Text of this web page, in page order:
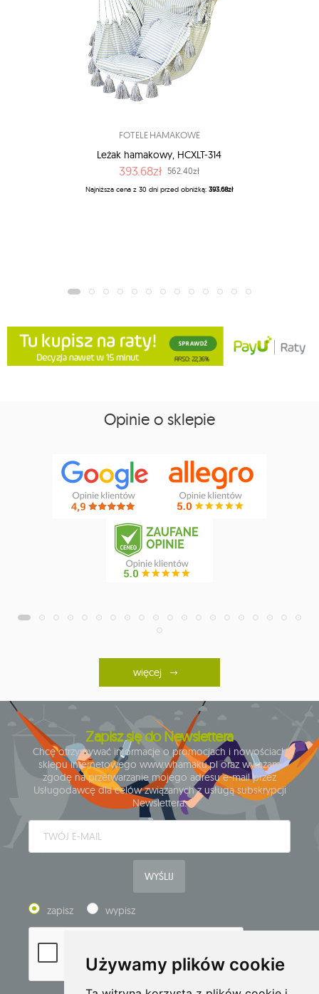
Używamy plików cookie
FOTELE HAMAKOWE
Leżak hamakowy, HCXLT-314
393.68zł 562.40zł
Najniższa cena z 30 dni przed obniżką: 393.68zł
Opinie o sklepie
więcej
Zapisz się do Newslettera
Chcę otrzymywać informacje o promocjach i nowościach
sklepu internetowego www.whamaku.pl oraz wyrażam
zgodę na przetwarzanie mojego adresu e-mail przez
Usługodawcę dla celów związanych z usługą subskrypcji
Newslettera.
WYŚLIJ
zapisz wypisz